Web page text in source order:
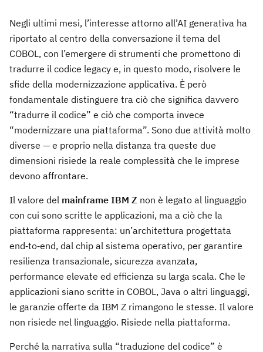
Negli ultimi mesi, l’interesse attorno all’AI generativa ha
riportato al centro della conversazione il tema del
COBOL, con l’emergere di strumenti che promettono di
tradurre il codice legacy e, in questo modo, risolvere le
sfide della modernizzazione applicativa. È però
fondamentale distinguere tra ciò che significa davvero
“tradurre il codice” e ciò che comporta invece
“modernizzare una piattaforma”. Sono due attività molto
diverse — e proprio nella distanza tra queste due
dimensioni risiede la reale complessità che le imprese
devono affrontare.
Il valore del mainframe IBM Z non è legato al linguaggio
con cui sono scritte le applicazioni, ma a ciò che la
piattaforma rappresenta: un’architettura progettata
end‑to‑end, dal chip al sistema operativo, per garantire
resilienza transazionale, sicurezza avanzata,
performance elevate ed efficienza su larga scala. Che le
applicazioni siano scritte in COBOL, Java o altri linguaggi,
le garanzie offerte da IBM Z rimangono le stesse. Il valore
non risiede nel linguaggio. Risiede nella piattaforma.
Perché la narrativa sulla “traduzione del codice” è